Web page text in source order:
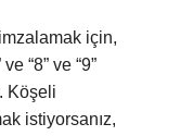
için,
“8” ve “9”
Köşeli
istiyorsanız,